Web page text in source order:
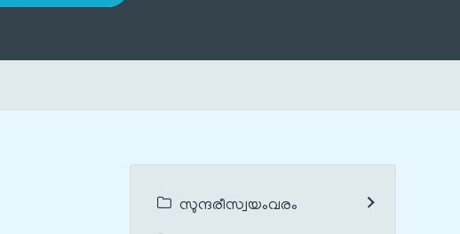
സുന്ദരീസ്വയംവരം